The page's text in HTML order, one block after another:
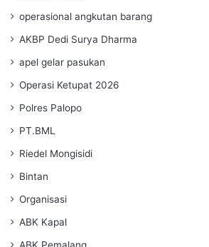
operasional angkutan barang
AKBP Dedi Surya Dharma
apel gelar pasukan
Operasi Ketupat 2026
Polres Palopo
PT.BML
Riedel Mongisidi
Bintan
Organisasi
ABK Kapal
ABK Pemalang